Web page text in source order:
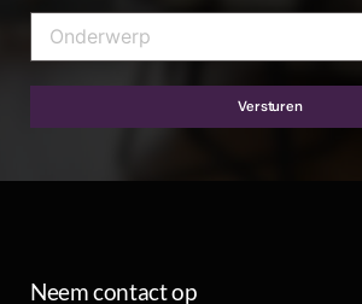
Versturen
Neem contact op